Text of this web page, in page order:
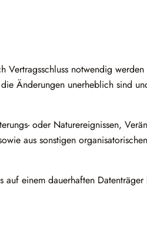
Vertragsschluss notwendig
Änderungen unerheblich sind
oder Naturereignissen,
aus sonstigen
einem dauerhaften